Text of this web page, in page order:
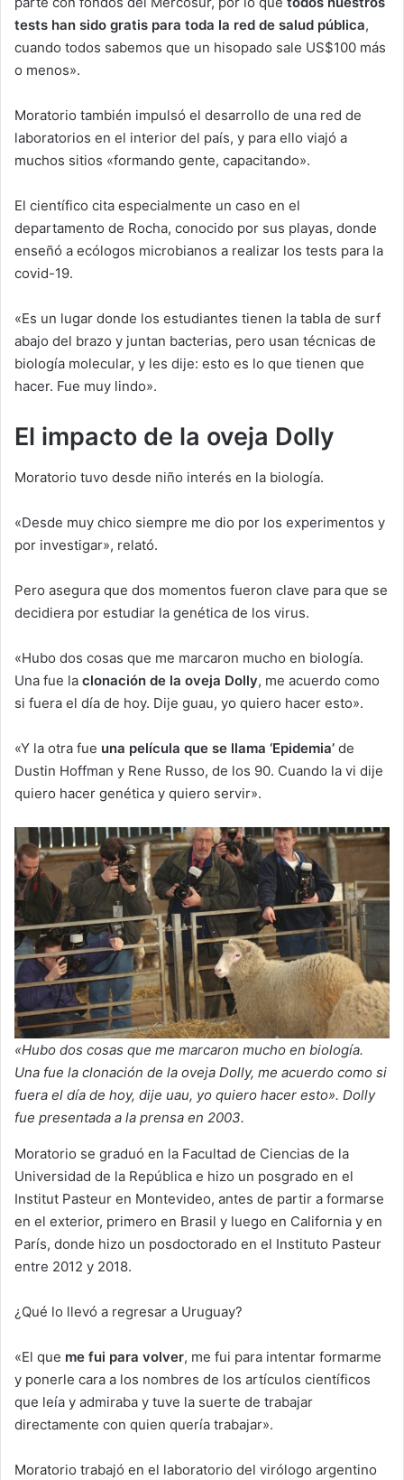
tests han sido gratis para toda la red de salud pública,
cuando todos sabemos que un hisopado sale US$100 más
o menos».
Moratorio también impulsó el desarrollo de una red de
laboratorios en el interior del país, y para ello viajó a
muchos sitios «formando gente, capacitando».
El científico cita especialmente un caso en el
departamento de Rocha, conocido por sus playas, donde
enseñó a ecólogos microbianos a realizar los tests para la
covid-19.
«Es un lugar donde los estudiantes tienen la tabla de surf
abajo del brazo y juntan bacterias, pero usan técnicas de
biología molecular, y les dije: esto es lo que tienen que
hacer. Fue muy lindo».
El impacto de la oveja Dolly
Moratorio tuvo desde niño interés en la biología.
«Desde muy chico siempre me dio por los experimentos y
por investigar», relató.
Pero asegura que dos momentos fueron clave para que se
decidiera por estudiar la genética de los virus.
«Hubo dos cosas que me marcaron mucho en biología.
Una fue la clonación de la oveja Dolly, me acuerdo como
si fuera el día de hoy. Dije guau, yo quiero hacer esto».
«Y la otra fue una película que se llama ‘Epidemia’ de
Dustin Hoffman y Rene Russo, de los 90. Cuando la vi dije
quiero hacer genética y quiero servir».
«Hubo dos cosas que me marcaron mucho en biología.
Una fue la clonación de la oveja Dolly, me acuerdo como si
fuera el día de hoy, dije uau, yo quiero hacer esto». Dolly
fue presentada a la prensa en 2003.
Moratorio se graduó en la Facultad de Ciencias de la
Universidad de la República e hizo un posgrado en el
Institut Pasteur en Montevideo, antes de partir a formarse
en el exterior, primero en Brasil y luego en California y en
París, donde hizo un posdoctorado en el Instituto Pasteur
entre 2012 y 2018.
¿Qué lo llevó a regresar a Uruguay?
«El que me fui para volver, me fui para intentar formarme
y ponerle cara a los nombres de los artículos científicos
que leía y admiraba y tuve la suerte de trabajar
directamente con quien quería trabajar».
Moratorio trabajó en el laboratorio del virólogo argentino